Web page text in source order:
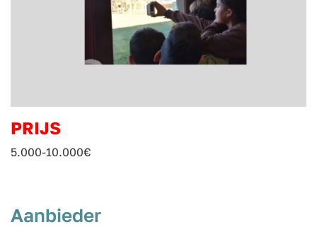
PRIJS
5.000-10.000€
Aanbieder